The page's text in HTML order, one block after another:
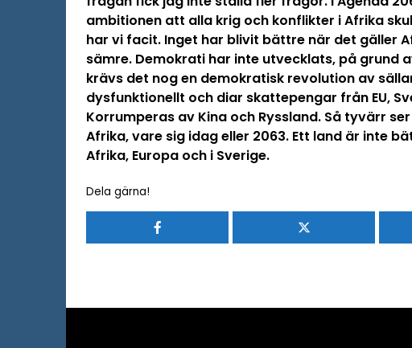
ambitionen att alla krig och konflikter i Afrika
har vi facit. Inget har blivit bättre när det gäller
sämre. Demokrati har inte utvecklats, på grund
krävs det nog en demokratisk revolution av
dysfunktionellt och diar skattepengar från EU,
Korrumperas av Kina och Ryssland. Så tyvärr
Afrika, vare sig idag eller 2063. Ett land är inte
Afrika, Europa och i Sverige.
Dela gärna!